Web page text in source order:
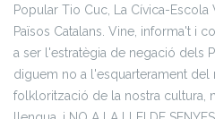
Popular Tio Cuc, La Cívica-Escola
Països Catalans. Vine, informa't i
a ser l'estratègia de negació dels
diguem no a l'esquarterament del
folklorització de la nostra cultura,